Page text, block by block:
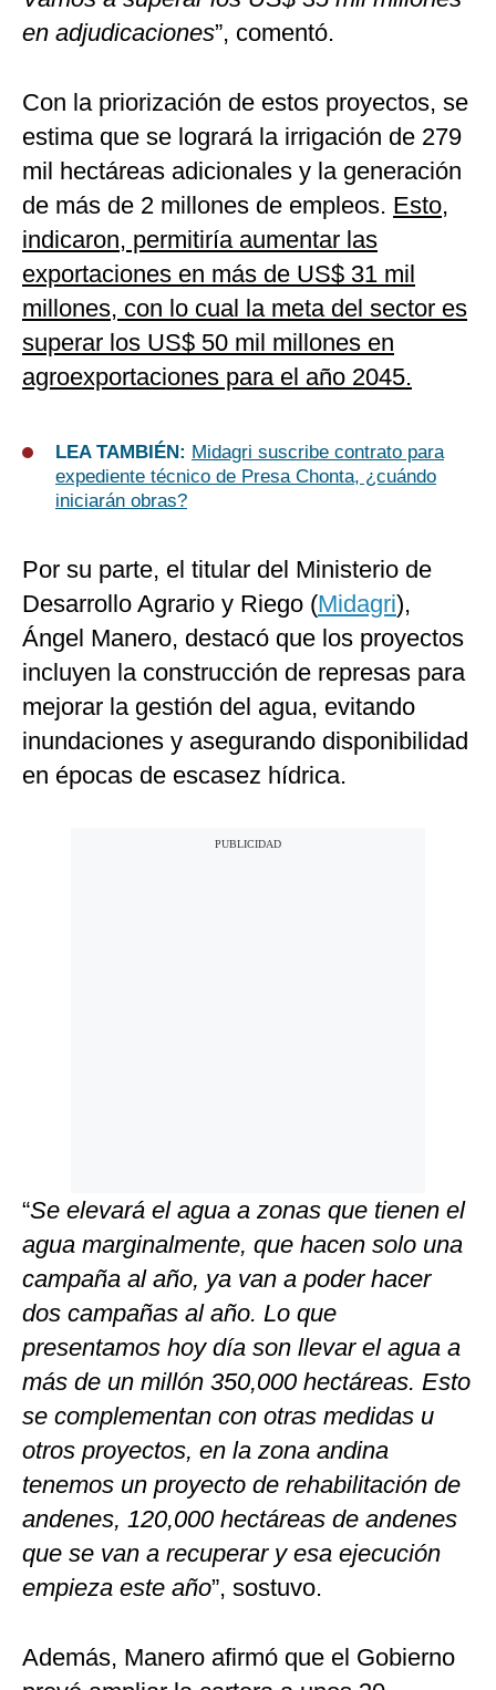
en adjudicaciones”, comentó.
Con la priorización de estos proyectos, se
estima que se logrará la irrigación de 279
mil hectáreas adicionales y la generación
de más de 2 millones de empleos. Esto,
indicaron, permitiría aumentar las
exportaciones en más de US$ 31 mil
millones, con lo cual la meta del sector es
superar los US$ 50 mil millones en
agroexportaciones para el año 2045.
LEA TAMBIÉN: Midagri suscribe contrato para
expediente técnico de Presa Chonta, ¿cuándo
iniciarán obras?
Por su parte, el titular del Ministerio de
Desarrollo Agrario y Riego (Midagri),
Ángel Manero, destacó que los proyectos
incluyen la construcción de represas para
mejorar la gestión del agua, evitando
inundaciones y asegurando disponibilidad
en épocas de escasez hídrica.
“Se elevará el agua a zonas que tienen el
agua marginalmente, que hacen solo una
campaña al año, ya van a poder hacer
dos campañas al año. Lo que
presentamos hoy día son llevar el agua a
más de un millón 350,000 hectáreas. Esto
se complementan con otras medidas u
otros proyectos, en la zona andina
tenemos un proyecto de rehabilitación de
andenes, 120,000 hectáreas de andenes
que se van a recuperar y esa ejecución
empieza este año”, sostuvo.
Además, Manero afirmó que el Gobierno